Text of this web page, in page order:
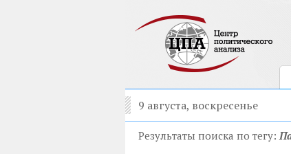
9 августа, воскресенье
Результаты поиска по тегу: